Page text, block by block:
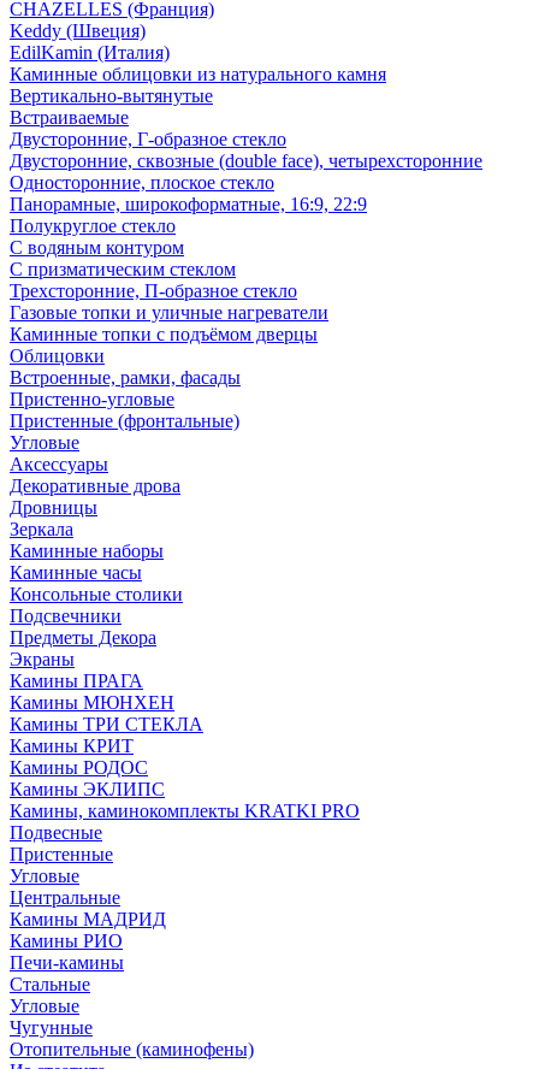
CHAZELLES (Франция)
Keddy (Швеция)
EdilKamin (Италия)
Каминные облицовки из натурального камня
Вертикально-вытянутые
Встраиваемые
Двусторонние, Г-образное стекло
Двусторонние, сквозные (double face), четырехсторонние
Односторонние, плоское стекло
Панорамные, широкоформатные, 16:9, 22:9
Полукруглое стекло
С водяным контуром
С призматическим стеклом
Трехсторонние, П-образное стекло
Газовые топки и уличные нагреватели
Каминные топки с подъёмом дверцы
Облицовки
Встроенные, рамки, фасады
Пристенно-угловые
Пристенные (фронтальные)
Угловые
Аксессуары
Декоративные дрова
Дровницы
Зеркала
Каминные наборы
Каминные часы
Консольные столики
Подсвечники
Предметы Декора
Экраны
Камины ПРАГА
Камины МЮНХЕН
Камины ТРИ СТЕКЛА
Камины КРИТ
Камины РОДОС
Камины ЭКЛИПС
Камины, каминокомплекты KRATKI PRO
Подвесные
Пристенные
Угловые
Центральные
Камины МАДРИД
Камины РИО
Печи-камины
Стальные
Угловые
Чугунные
Отопительные (каминофены)